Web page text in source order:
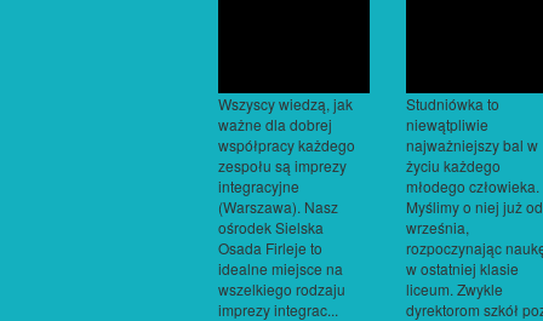
Wszyscy wiedzą, jak
ważne dla dobrej
współpracy każdego
zespołu są imprezy
integracyjne
(Warszawa). Nasz
ośrodek Sielska
Osada Firleje to
idealne miejsce na
wszelkiego rodzaju
imprezy integrac...
Studniówka to
niewątpliwie
najważniejszy bal w
życiu każdego
młodego człowieka.
Myślimy o niej już od
września,
rozpoczynając
w ostatniej klasie
liceum. Zwykle
dyrektorom szkół